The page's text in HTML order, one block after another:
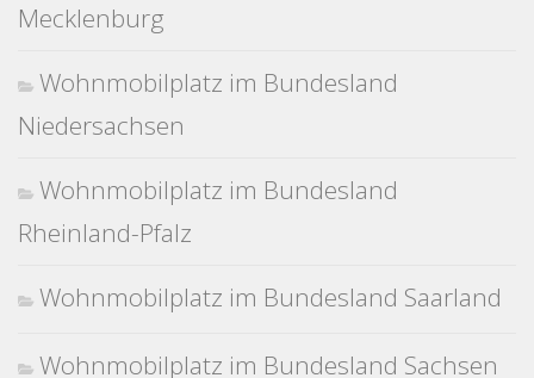
Mecklenburg
Wohnmobilplatz im Bundesland
Niedersachsen
Wohnmobilplatz im Bundesland
Rheinland-Pfalz
Wohnmobilplatz im Bundesland Saarland
Wohnmobilplatz im Bundesland Sachsen